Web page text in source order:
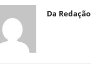
Da Redação